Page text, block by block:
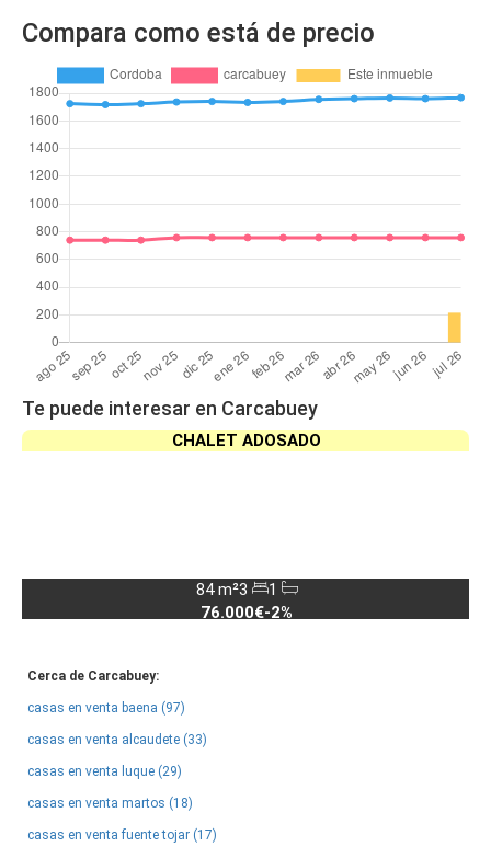
Compara como está de precio
Te puede interesar en Carcabuey
CHALET ADOSADO
84 m²3
1
76.000€-2%
Cerca de Carcabuey:
casas en venta baena (97)
casas en venta alcaudete (33)
casas en venta luque (29)
casas en venta martos (18)
casas en venta fuente tojar (17)